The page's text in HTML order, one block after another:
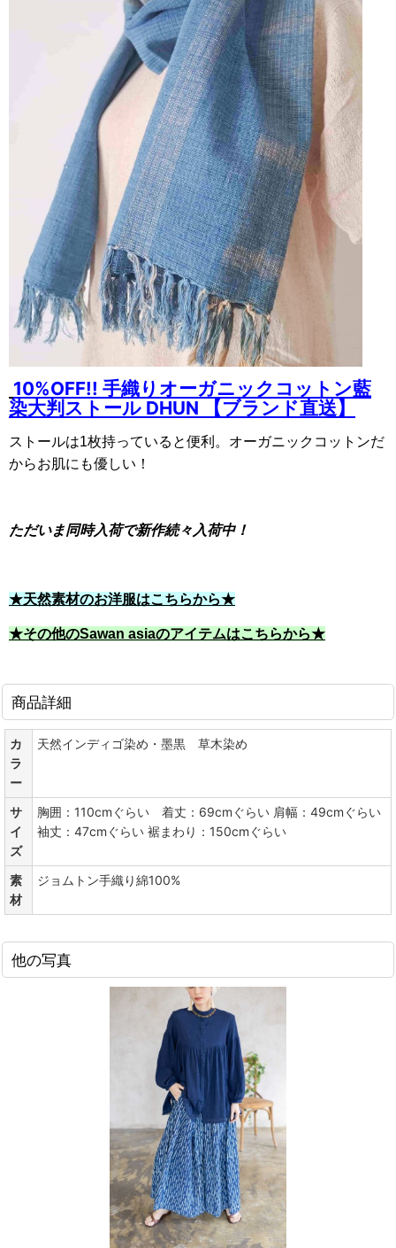
10%OFF!! 手織りオーガニックコットン藍
染大判ストール DHUN 【ブランド直送】
ストールは1枚持っていると便利。オーガニックコットンだ
からお肌にも優しい！
ただいま同時入荷で新作続々入荷中！
★天然素材のお洋服はこちらから★
★その他のSawan asiaのアイテムはこちらから★
商品詳細
カ
ラ
ー
天然インディゴ染め・墨黒 草木染め
サ
イ
ズ
胸囲：110cmぐらい 着丈：69cmぐらい 肩幅：49cmぐらい
袖丈：47cmぐらい 裾まわり：150cmぐらい
素
材
ジョムトン手織り綿100%
他の写真